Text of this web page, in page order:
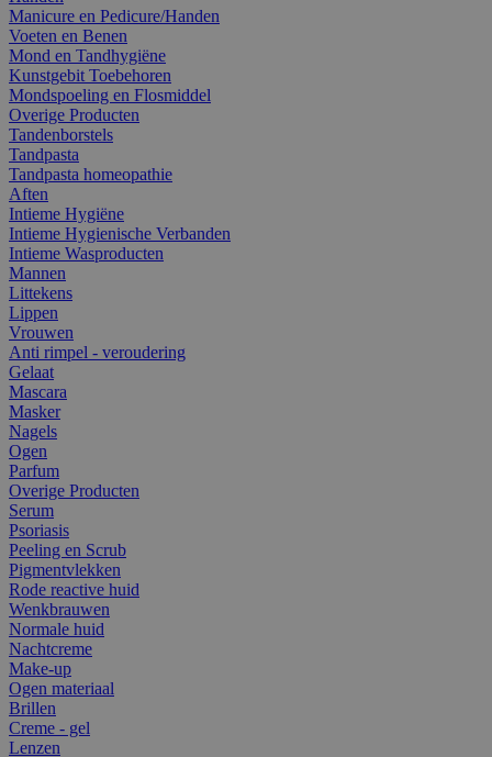
Manicure en Pedicure/Handen
Voeten en Benen
Mond en Tandhygiëne
Kunstgebit Toebehoren
Mondspoeling en Flosmiddel
Overige Producten
Tandenborstels
Tandpasta
Tandpasta homeopathie
Aften
Intieme Hygiëne
Intieme Hygienische Verbanden
Intieme Wasproducten
Mannen
Littekens
Lippen
Vrouwen
Anti rimpel - veroudering
Gelaat
Mascara
Masker
Nagels
Ogen
Parfum
Overige Producten
Serum
Psoriasis
Peeling en Scrub
Pigmentvlekken
Rode reactive huid
Wenkbrauwen
Normale huid
Nachtcreme
Make-up
Ogen materiaal
Brillen
Creme - gel
Lenzen